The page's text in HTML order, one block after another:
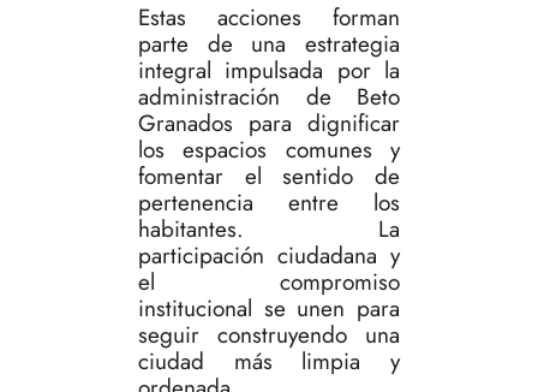
Estas acciones forman
parte de una estrategia
integral impulsada por la
administración de Beto
Granados para dignificar
los espacios comunes y
fomentar el sentido de
pertenencia entre los
habitantes. La
participación ciudadana y
el compromiso
institucional se unen para
seguir construyendo una
ciudad más limpia y